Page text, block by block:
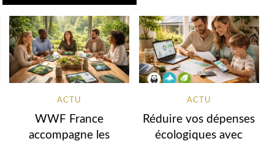
ACTU
WWF France
accompagne les
ACTU
Réduire vos dépenses
écologiques avec